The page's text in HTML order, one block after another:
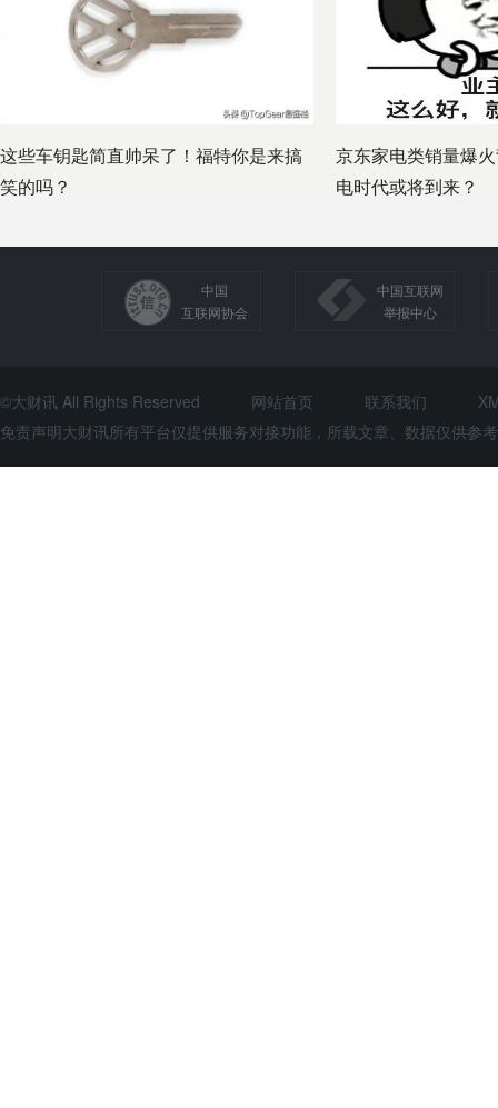
这些车钥匙简直帅呆了！福特你是来搞
笑的吗？
京东家电类销量爆
电时代或将到来？
中国
互联网协会
中国互联网
举报中心
©大财讯 All Rights Reserved 网站首页 联系我们
免责声明大财讯所有平台仅提供服务对接功能，所载文章、数据仅供